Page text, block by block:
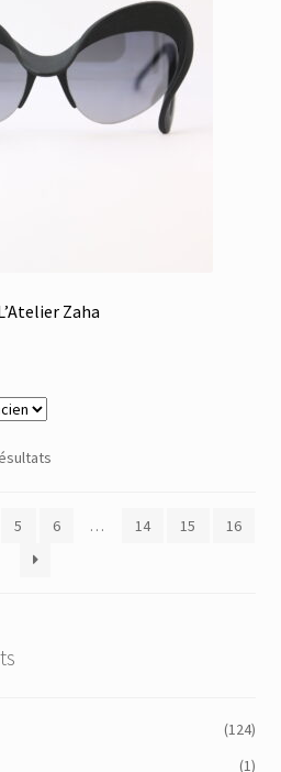
Zaha
Trié
récent
5 6 … 14 15 16
(124)
(1)